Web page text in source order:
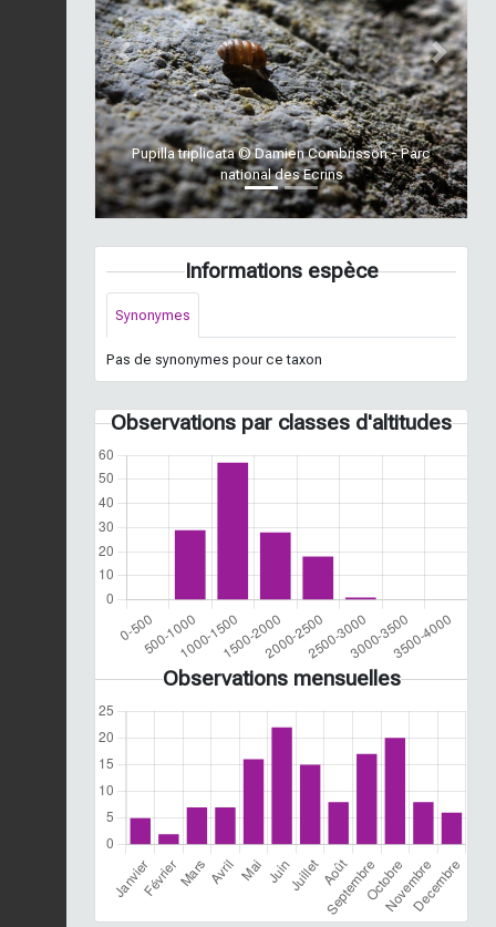
Pupilla triplicata © Damien Combrisson - Parc
national des Ecrins
Previous Next
Informations espèce
Synonymes
Pas de synonymes pour ce taxon
Observations par classes d'altitudes
Observations mensuelles